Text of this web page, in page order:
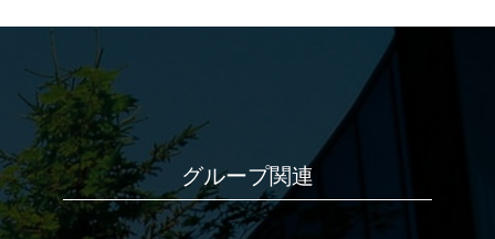
グループ関連